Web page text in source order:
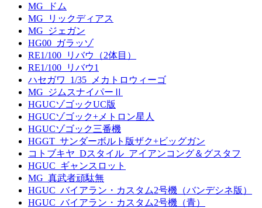
MG_ドム
MG_リックディアス
MG_ジェガン
HG00_ガラッゾ
RE1/100_リバウ（2体目）
RE1/100_リバウ1
ハセガワ_1/35_メカトロウィーゴ
MG_ジムスナイパーⅡ
HGUCゾゴックUC版
HGUCゾゴック+メトロン星人
HGUCゾゴック三番機
HGGT_サンダーボルト版ザク+ビッグガン
コトブキヤ_Dスタイル_アイアンコング＆グスタフ
HGUC_ギャンスロット
MG_真武者頑駄無
HGUC_バイアラン・カスタム2号機（バンデシネ版）
HGUC_バイアラン・カスタム2号機（青）